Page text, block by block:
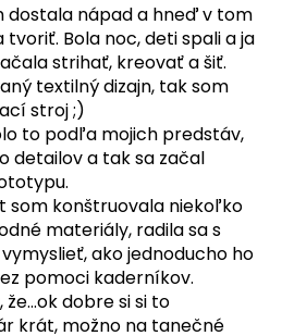
dostala nápad a hneď v tom
Bola noc, deti spali a ja
strihať, kreovať a šiť.
textilný dizajn, tak som
stroj ;)
to podľa mojich predstáv,
detailov a tak sa začal
som konštruovala niekoľko
materiály, radila sa s
ako jednoducho ho
pomoci kaderníkov.
že...ok dobre si si to
krát, možno na tanečné